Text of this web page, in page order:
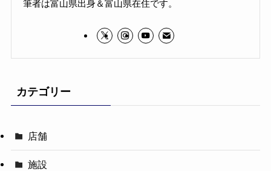
筆者は富山県出身＆富山県在住です。
カテゴリー
店舗
施設